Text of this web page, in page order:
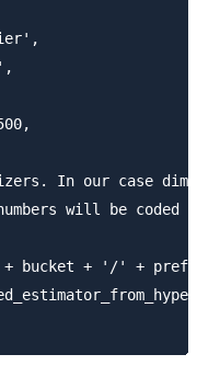
In our case
will be coded
+ bucket + '/' +